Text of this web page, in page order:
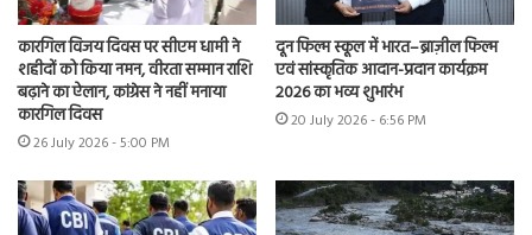
कारगिल विजय दिवस पर सीएम धामी ने
शहीदों को किया नमन, वीरता सम्मान राशि
बढ़ाने का ऐलान, कांग्रेस ने नहीं मनाया
कारगिल दिवस
26 July 2026 - 5:00 PM
दून फिल्म स्कूल में भारत–ब्राज़ील फिल्म
एवं सांस्कृतिक आदान-प्रदान कार्यक्रम
2026 का भव्य शुभारंभ
20 July 2026 - 6:56 PM